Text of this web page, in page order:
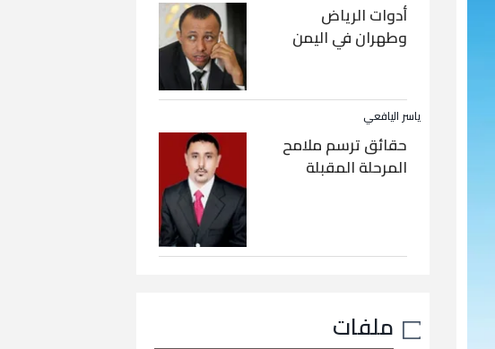
أدوات الرياض
وطهران في اليمن
ياسر اليافعي
حقائق ترسم ملامح
المرحلة المقبلة
ملفات